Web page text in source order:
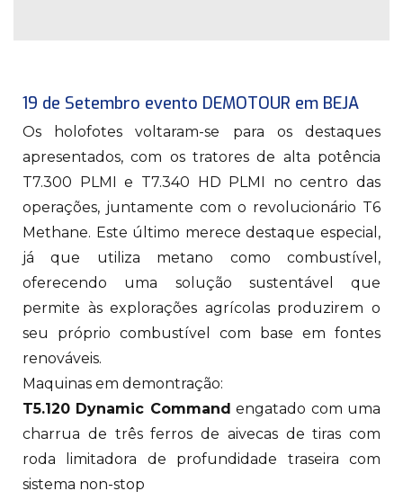
19 de Setembro evento DEMOTOUR em BEJA
Os holofotes voltaram-se para os destaques
apresentados, com os tratores de alta potência
T7.300 PLMI e T7.340 HD PLMI no centro das
operações, juntamente com o revolucionário T6
Methane. Este último merece destaque especial,
já que utiliza metano como combustível,
oferecendo uma solução sustentável que
permite às explorações agrícolas produzirem o
seu próprio combustível com base em fontes
renováveis.
Maquinas em demontração:
T5.120 Dynamic Command engatado com uma
charrua de três ferros de aivecas de tiras com
roda limitadora de profundidade traseira com
sistema non-stop